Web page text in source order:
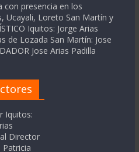
con presencia en los
Ucayali, Loreto San Martín y
Iquitos: Jorge Arias
de Lozada San Martín: Jose
Jose Arias Padilla
Iquitos:
Director
Patricia